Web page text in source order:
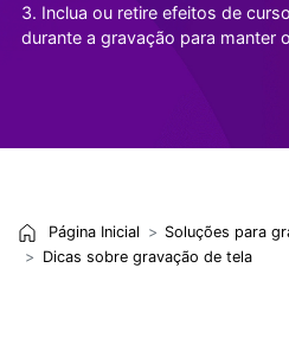
3. Inclua ou retire efeitos de
durante a gravação para manter
Página Inicial
Soluções para
Dicas sobre gravação de tela